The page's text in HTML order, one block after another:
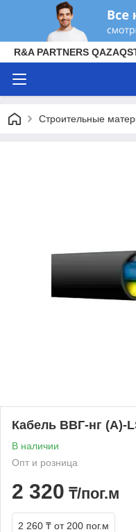
R&A PARTNERS
Строительные
Кабель ВВГ-нг (A)-
В наличии
Опт и розница
2 320 ₸/пог.м
2 260 ₸ от 200 пог.м